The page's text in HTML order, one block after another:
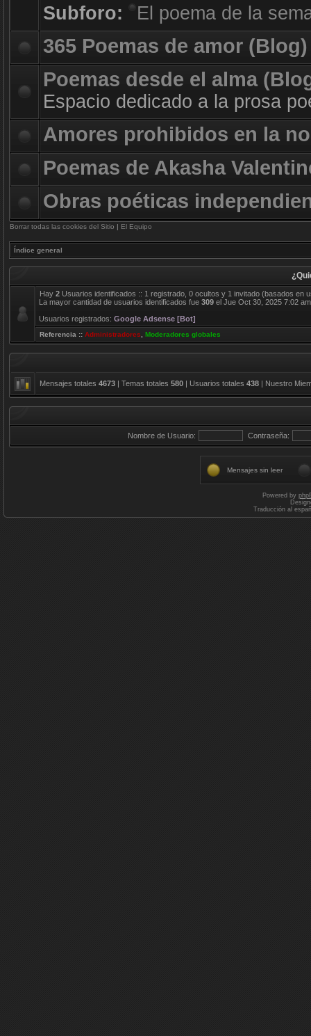
Subforo:
El poema de la
365 Poemas de amor (Blog)
Poemas desde el alma
Espacio dedicado a la prosa
Amores prohibidos en la
Poemas de Akasha
Obras poéticas
Borrar todas las cookies del Sitio | El Equipo
Índice general
Hay 2 Usuarios identificados :: 1 registrado, 0 ocultos y 1 invitado (basados en
La mayor cantidad de usuarios identificados fue 309 el Jue Oct 30, 2025 7:02 am
Usuarios registrados: Google Adsense [Bot]
Referencia :: Administradores Moderadores globales
Mensajes totales 4673 | Temas totales 580 | Usuarios totales 438 | Nuestro
Nombre de Usuario: Contraseña:
Mensajes sin leer
Powered by
Traducción al